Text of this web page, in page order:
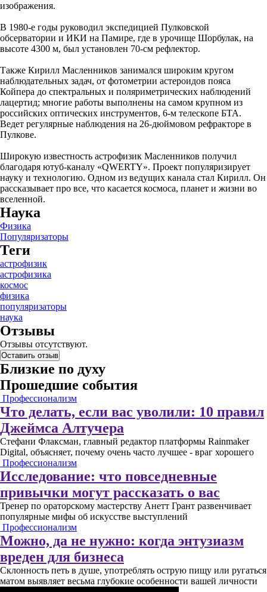
изображения.
В 1980-е годы руководил экспедицией Пулковской
обсерватории и ИКИ на Памире, где в урочище Шорбулак, на
высоте 4300 м, был установлен 70-см рефлектор.
Также Кирилл Масленников занимался широким кругом
наблюдательных задач, от фотометрии астероидов пояса
Койпера до спектральных и поляриметрических наблюдений
лацертид; многие работы выполнены на самом крупном из
российских оптических инструментов, 6-м телескопе БТА.
Ведет регулярные наблюдения на 26-дюймовом рефракторе в
Пулкове.
Широкую известность астрофизик Масленников получил
благодаря ютуб-каналу «QWERTY». Проект популяризирует
науку и технологию. Одном из ведущих канала стал Кирилл. Он
рассказывает про все, что касается космоса, планет и жизни во
вселенной.
Наука
Физика
Популяризаторы
Теги
астрофизик
астрофизика
космос
физика
популяризаторы
наука
Отзывы
Отзывы отсутствуют.
Оставить отзыв
Близкие по духу
Прошедшие события
Профессионализм
Что делать, если вас уволили: 10 правил
Джеймса Алтучера
Стефани Флаксман, главный редактор платформы Rainmaker
Digital, объясняет, почему очень часто лучшее - враг хорошего
Профессионализм
Исследование: что повседневные
привычки могут рассказать о вас
Тренер по ораторскому мастерству Анетт Грант развенчивает
популярные мифы об искусстве выступлений
Профессионализм
Можно, да не нужно: когда энтузиазм
вреден для бизнеса
Склонность петь в душе, употреблять острую пищу или ругаться
матом выявляет весьма глубокие особенности вашей личности